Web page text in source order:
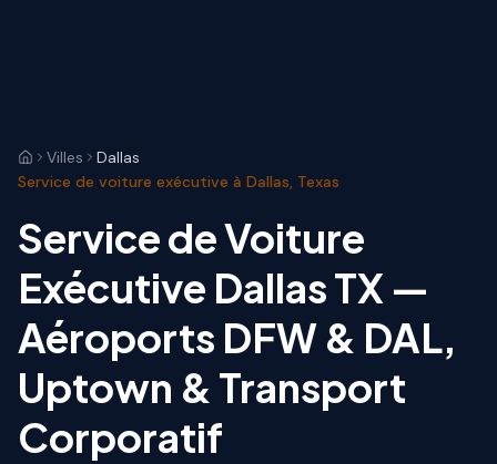
Villes
Dallas
Service de voiture exécutive à Dallas, Texas
Service de Voiture
Exécutive Dallas TX —
Aéroports DFW & DAL,
Uptown & Transport
Corporatif